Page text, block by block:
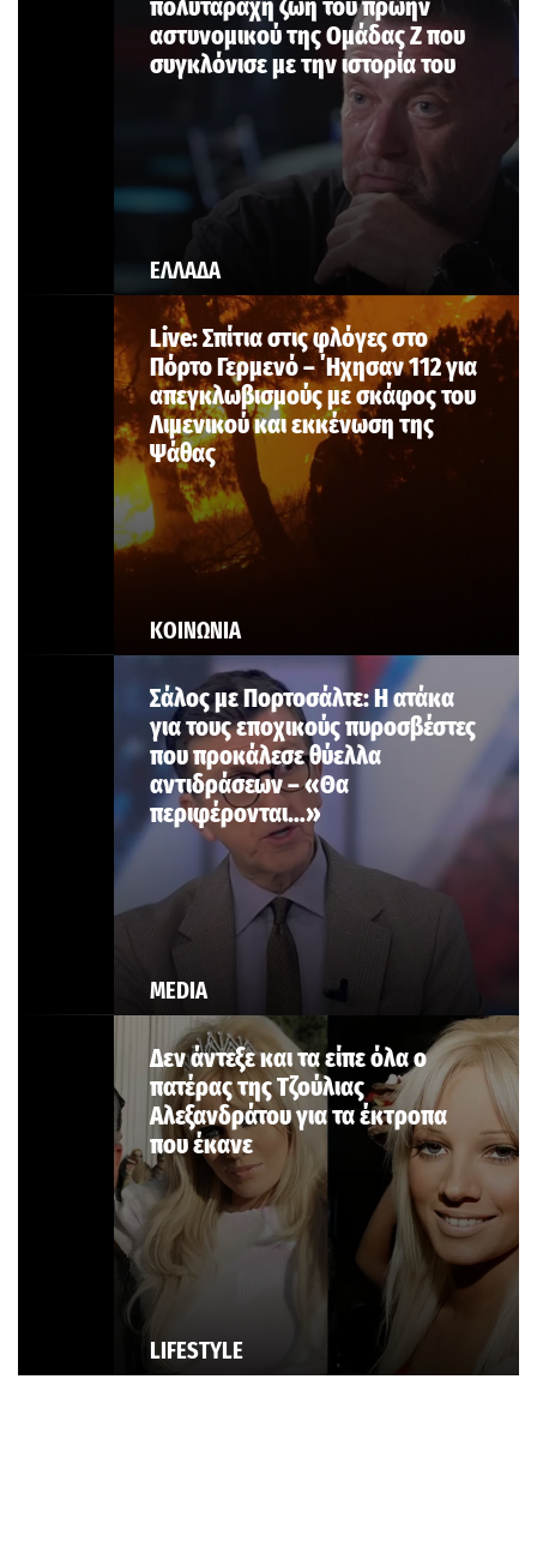
ΕΛΛΑΔΑ
πολυτάραχη ζωή του πρώην
αστυνομικού της Ομάδας Ζ που
συγκλόνισε με την ιστορία του
ΚΟΙΝΩΝΙΑ
Live: Σπίτια στις φλόγες στο
Πόρτο Γερμενό – ΄Ηχησαν 112 για
απεγκλωβισμούς με σκάφος του
Λιμενικού και εκκένωση της
Ψάθας
MEDIA
Σάλος με Πορτοσάλτε: Η ατάκα
για τους εποχικούς πυροσβέστες
που προκάλεσε θύελλα
αντιδράσεων – «Θα
περιφέρονται…»
LIFESTYLE
Δεν άντεξε και τα είπε όλα ο
πατέρας της Τζούλιας
Αλεξανδράτου για τα έκτροπα
που έκανε